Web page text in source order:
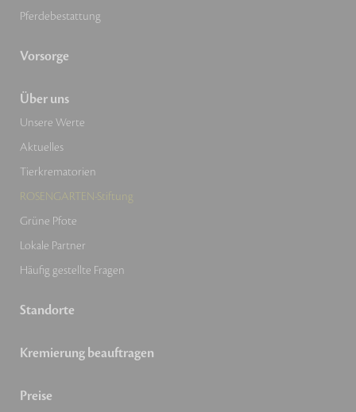
Pferdebestattung
Vorsorge
Über uns
Unsere Werte
Aktuelles
Tierkrematorien
ROSENGARTEN-Stiftung
Grüne Pfote
Lokale Partner
Häufig gestellte Fragen
Standorte
Kremierung beauftragen
Preise